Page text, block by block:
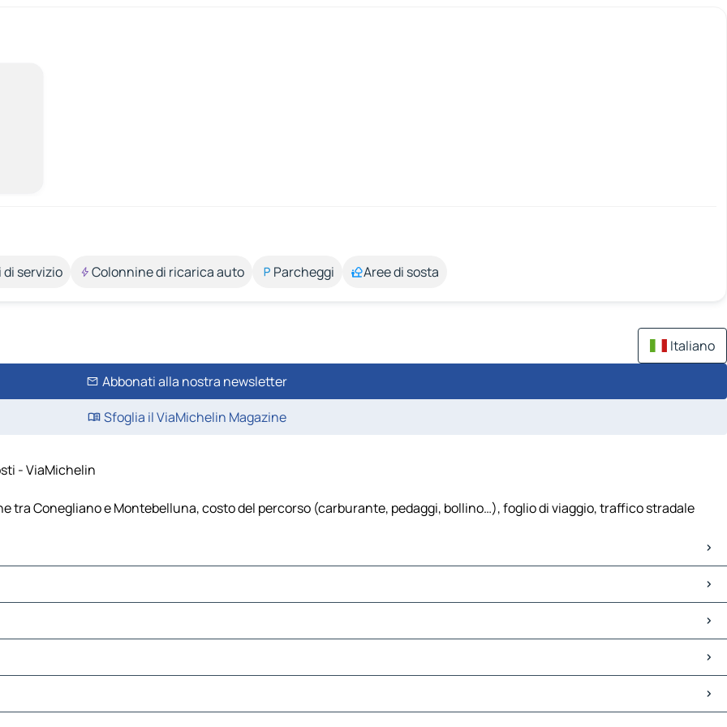
servizio Colonnine di ricarica auto Parcheggi Aree di sosta
Italiano
Abbonati alla nostra newsletter
Sfoglia il ViaMichelin Magazine
- ViaMichelin
Conegliano e Montebelluna, costo del percorso (carburante, pedaggi, bollino…), foglio di viaggio, traffico stradale